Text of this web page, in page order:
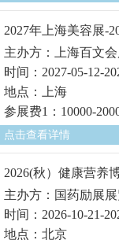
2027年上海美容展-
主办方：上海百文
时间：2027-05-12-
地点：上海
参展费1：10000-
点击查看详情
2026(秋）健康营养
主办方：国药励展
时间：2026-10-21-
地点：北京